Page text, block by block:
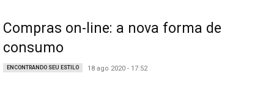
Compras on-line: a nova forma de
consumo
ENCONTRANDO SEU ESTILO 18 ago 2020 - 17:52